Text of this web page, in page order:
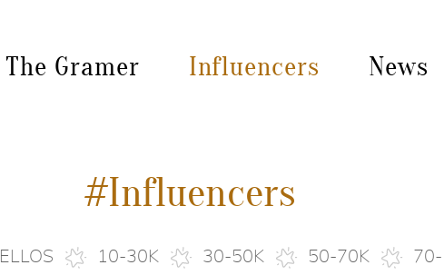
The Gramer Influencers News
#Influencers
ELLOS 10-30K 30-50K 50-70K